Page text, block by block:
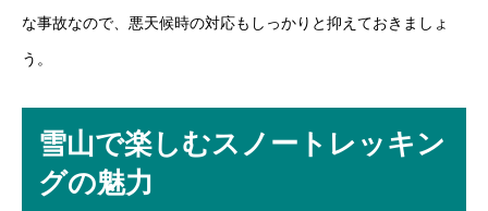
な事故なので、悪天候時の対応もしっかりと抑えておきましょ
う。
雪山で楽しむスノートレッキン
グの魅力